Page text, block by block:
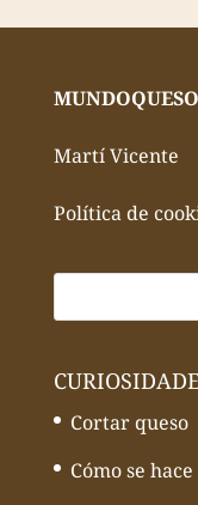
Martí Vicente
Política de
Cortar queso
Cómo se